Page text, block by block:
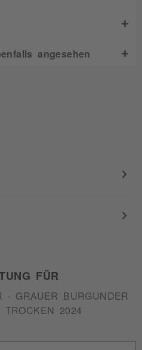
angesehen
FÜR
- GRAUER BURGUNDER
TROCKEN 2024